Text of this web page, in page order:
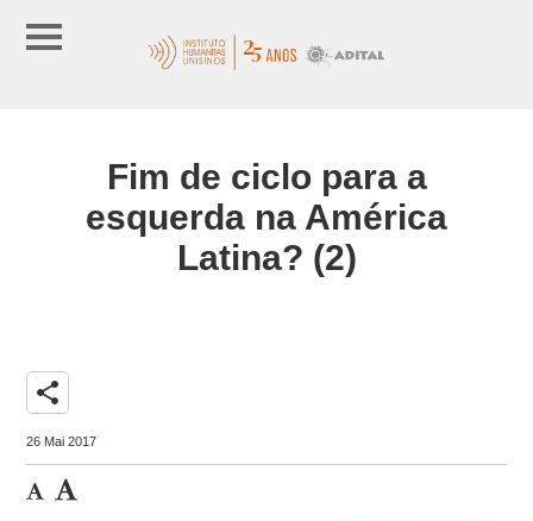
Fim de ciclo para a
esquerda na América
Latina? (2)
share
26 Mai 2017